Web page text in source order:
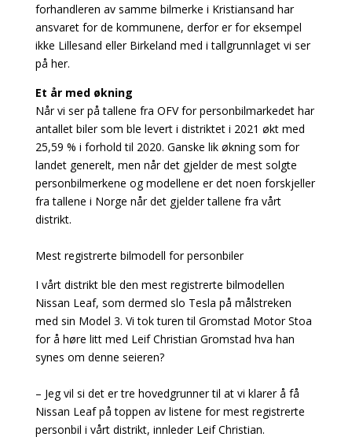
forhandleren av samme bilmerke i Kristiansand har
ansvaret for de kommunene, derfor er for eksempel
ikke Lillesand eller Birkeland med i tallgrunnlaget vi ser
på her.
Et år med økning
Når vi ser på tallene fra OFV for personbilmarkedet har
antallet biler som ble levert i distriktet i 2021 økt med
25,59 % i forhold til 2020. Ganske lik økning som for
landet generelt, men når det gjelder de mest solgte
personbilmerkene og modellene er det noen forskjeller
fra tallene i Norge når det gjelder tallene fra vårt
distrikt.
Mest registrerte bilmodell for personbiler
I vårt distrikt ble den mest registrerte bilmodellen
Nissan Leaf, som dermed slo Tesla på målstreken
med sin Model 3. Vi tok turen til Gromstad Motor Stoa
for å høre litt med Leif Christian Gromstad hva han
synes om denne seieren?
– Jeg vil si det er tre hovedgrunner til at vi klarer å få
Nissan Leaf på toppen av listene for mest registrerte
personbil i vårt distrikt, innleder Leif Christian.